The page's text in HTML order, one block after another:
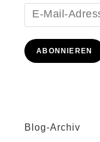
E-
Mail-
Adresse
ABONNIEREN
Blog-Archiv